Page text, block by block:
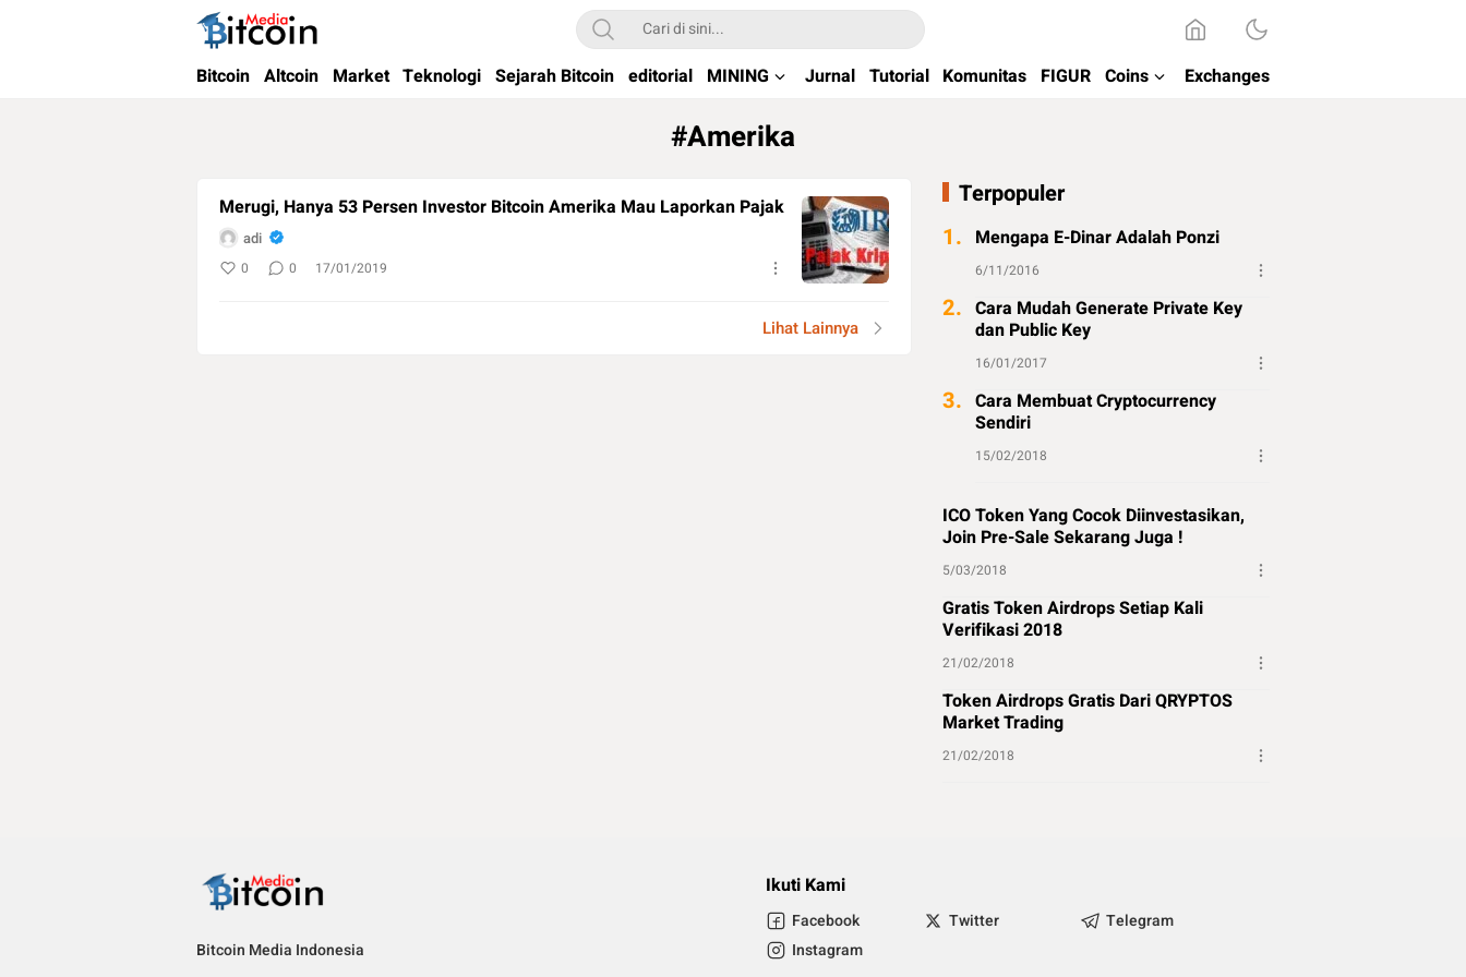
Bitcoin Media Indonesia
Media Bitcoin dan Cryptocurrency, dan Blockchain di Indonesia
Bitcoin Altcoin Market Teknologi Sejarah Bitcoin editorial MINING Jurnal Tutorial Komunitas FIGUR Coins Exchanges
#Amerika
Merugi, Hanya 53 Persen Investor Bitcoin Amerika Mau Laporkan Pajak
adi
0 0 17/01/2019
Lihat Lainnya
Terpopuler
1. Mengapa E-Dinar Adalah Ponzi
6/11/2016
2. Cara Mudah Generate Private Key
dan Public Key
16/01/2017
3. Cara Membuat Cryptocurrency
Sendiri
15/02/2018
ICO Token Yang Cocok Diinvestasikan,
Join Pre-Sale Sekarang Juga !
5/03/2018
Gratis Token Airdrops Setiap Kali
Verifikasi 2018
21/02/2018
Token Airdrops Gratis Dari QRYPTOS
Market Trading
21/02/2018
Bitcoin Media Indonesia
Ikuti Kami
Facebook Twitter
Telegram
Instagram